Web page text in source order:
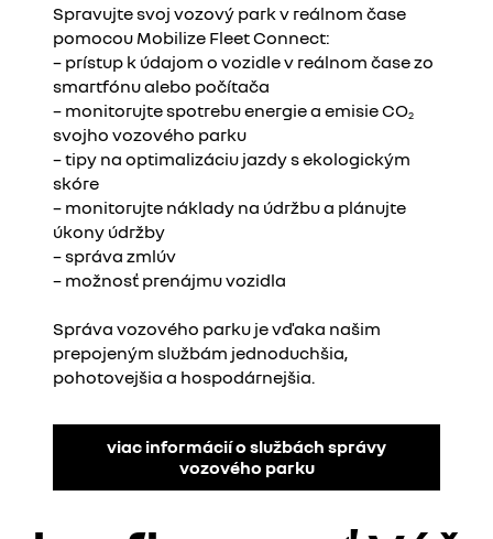
Spravujte svoj vozový park v reálnom čase
pomocou Mobilize Fleet Connect:
– prístup k údajom o vozidle v reálnom čase zo
smartfónu alebo počítača
– monitorujte spotrebu energie a emisie CO2
svojho vozového parku
– tipy na optimalizáciu jazdy s ekologickým
skóre
– monitorujte náklady na údržbu a plánujte
úkony údržby
– správa zmlúv
– možnosť prenájmu vozidla
Správa vozového parku je vďaka našim
prepojeným službám jednoduchšia,
pohotovejšia a hospodárnejšia.
viac informácií o službách správy
vozového parku